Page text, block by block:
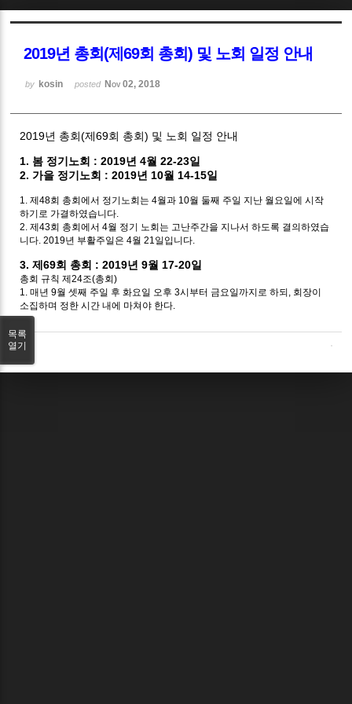
2019년 총회(제69회 총회) 및 노회 일정 안내
by kosin posted Nov 02, 2018
2019년 총회(제69회 총회) 및 노회 일정 안내
1. 봄 정기노회 : 2019년 4월 22-23일
2. 가을 정기노회 : 2019년 10월 14-15일
1. 제48회 총회에서 정기노회는 4월과 10월 둘째 주일 지난 월요일에 시작
하기로 가결하였습니다.
2. 제43회 총회에서 4월 정기 노회는 고난주간을 지나서 하도록 결의하였습
니다. 2019년 부활주일은 4월 21일입니다.
3. 제69회 총회 : 2019년 9월 17-20일
총회 규칙 제24조(총회)
1. 매년 9월 셋째 주일 후 화요일 오후 3시부터 금요일까지로 하되, 회장이
소집하며 정한 시간 내에 마쳐야 한다.
목록
열기
Sketchbook5, 스케치북5
Sketchbook5, 스케치북5